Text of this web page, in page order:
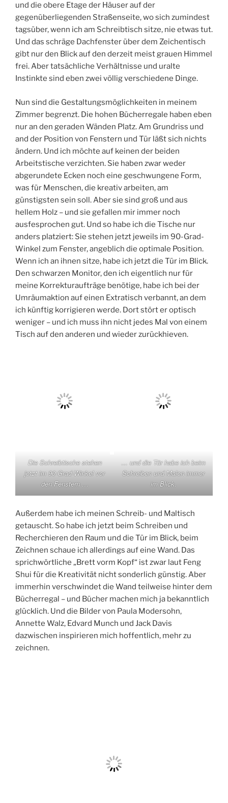
und die obere Etage der Häuser auf der
gegenüberliegenden Straßenseite, wo sich zumindest
tagsüber, wenn ich am Schreibtisch sitze, nie etwas tut.
Und das schräge Dachfenster über dem Zeichentisch
gibt nur den Blick auf den derzeit meist grauen Himmel
frei. Aber tatsächliche Verhältnisse und uralte
Instinkte sind eben zwei völlig verschiedene Dinge.
Nun sind die Gestaltungsmöglichkeiten in meinem
Zimmer begrenzt. Die hohen Bücherregale haben eben
nur an den geraden Wänden Platz. Am Grundriss und
and der Position von Fenstern und Tür läßt sich nichts
ändern. Und ich möchte auf keinen der beiden
Arbeitstische verzichten. Sie haben zwar weder
abgerundete Ecken noch eine geschwungene Form,
was für Menschen, die kreativ arbeiten, am
günstigsten sein soll. Aber sie sind groß und aus
hellem Holz – und sie gefallen mir immer noch
ausfesprochen gut. Und so habe ich die Tische nur
anders platziert: Sie stehen jetzt jeweils im 90-Grad-
Winkel zum Fenster, angeblich die optimale Position.
Wenn ich an ihnen sitze, habe ich jetzt die Tür im Blick.
Den schwarzen Monitor, den ich eigentlich nur für
meine Korrekturaufträge benötige, habe ich bei der
Umräumaktion auf einen Extratisch verbannt, an dem
ich künftig korrigieren werde. Dort stört er optisch
weniger – und ich muss ihn nicht jedes Mal von einem
Tisch auf den anderen und wieder zurückhieven.
Die Schreibtische stehen
jetzt im 90-Grad-Winkel vor
den Fenstern …
… und die Tür habe ich beim
Schreiben und Malen immer
im Blick.
Außerdem habe ich meinen Schreib- und Maltisch
getauscht. So habe ich jetzt beim Schreiben und
Recherchieren den Raum und die Tür im Blick, beim
Zeichnen schaue ich allerdings auf eine Wand. Das
sprichwörtliche „Brett vorm Kopf“ ist zwar laut Feng
Shui für die Kreativität nicht sonderlich günstig. Aber
immerhin verschwindet die Wand teilweise hinter dem
Bücherregal – und Bücher machen mich ja bekanntlich
glücklich. Und die Bilder von Paula Modersohn,
Annette Walz, Edvard Munch und Jack Davis
dazwischen inspirieren mich hoffentlich, mehr zu
zeichnen.